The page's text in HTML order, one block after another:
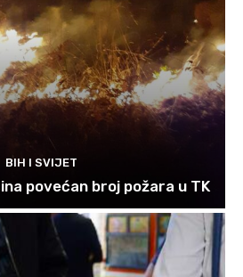
BIH I SVIJET
povećan broj požara u TK